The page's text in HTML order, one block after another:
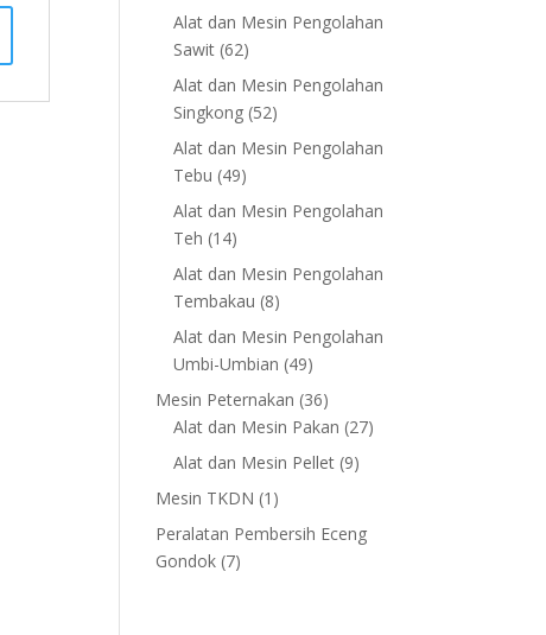
products
Alat dan Mesin Pengolahan
Sawit 6262
products
Alat dan Mesin Pengolahan
Singkong 5252
products
Alat dan Mesin Pengolahan
Tebu 4949
products
Alat dan Mesin Pengolahan
Teh 1414
products
Alat dan Mesin Pengolahan
Tembakau 88
products
Alat dan Mesin Pengolahan
Umbi-Umbian 4949
products
Mesin Peternakan 3636
products
Alat dan Mesin Pakan 2727
Alat dan Mesin Pellet 99
Mesin TKDN 1 1
product
Peralatan Pembersih Eceng
Gondok 77